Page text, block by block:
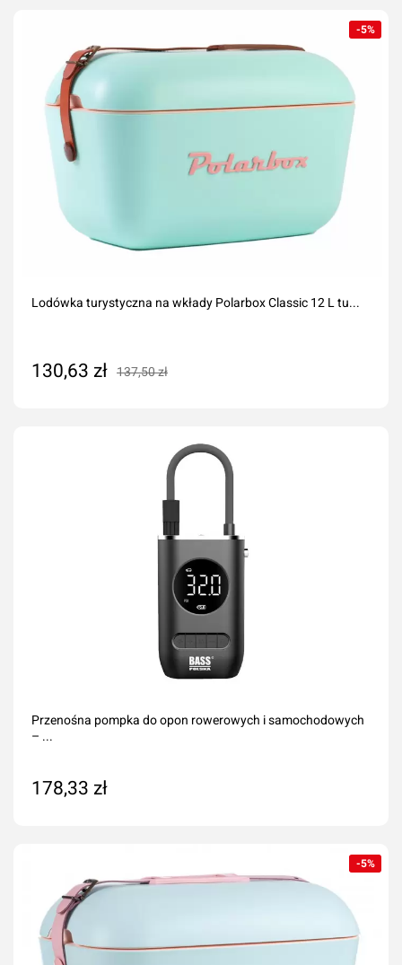
-5%
Lodówka turystyczna na wkłady Polarbox Classic 12 L tu...
130,63 zł 137,50 zł
Przenośna pompka do opon rowerowych i samochodowych
– ...
178,33 zł
-5%